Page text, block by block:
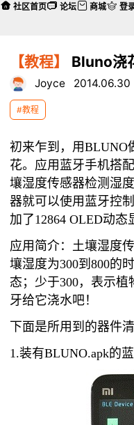
【教程】 Bluno浇
Joyce 2014.06.30
#教程
初来乍到，用BLUNO
花。应用蓝牙手机搭
壤湿度传感器检测湿
器就可以使用蓝牙控
加了12864 OLED动态
应用简介：土壤湿度
壤湿度为300到800的
态；少于300，表示
牙给它浇水吧！
下面是所用到的器件
1.装有BLUNO.apk的
社区首页 论坛 商城 登